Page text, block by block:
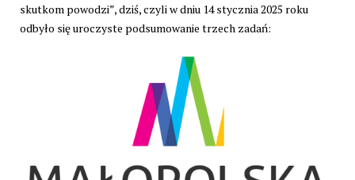
skutkom powodzi”, dziś, czyli w dniu 14 stycznia 2025 roku
odbyło się uroczyste podsumowanie trzech zadań: